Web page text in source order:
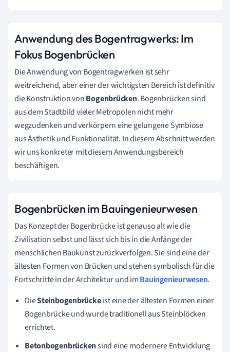
Anwendung des Bogentragwerks: Im
Fokus Bogenbrücken
Die Anwendung von Bogentragwerken ist sehr
weitreichend, aber einer der wichtigsten Bereich ist definitiv
die Konstruktion vonBogenbrücken. Bogenbrücken sind
aus dem Stadtbild vieler Metropolen nicht mehr
wegzudenken und verkörpern eine gelungene Symbiose
aus Ästhetik und Funktionalität. In diesem Abschnitt werden
wir uns konkreter mit diesem Anwendungsbereich
beschäftigen.
Bogenbrücken im Bauingenieurwesen
Das Konzept der Bogenbrücke ist genauso alt wie die
Zivilisation selbst und lässt sich bis in die Anfänge der
menschlichen Baukunst zurückverfolgen. Sie sind eine der
ältesten Formen von Brücken und stehen symbolisch für die
Fortschritte in der Architektur und imBauingenieurwesen.
DieSteinbogenbrückeist eine der ältesten Formen einer
Bogenbrücke und wurde traditionell aus Steinblöcken
errichtet.
Betonbogenbrückensind eine modernere Entwicklung